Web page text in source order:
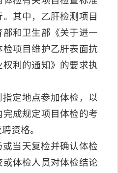
其中，乙肝检测项目
和卫生部《关于进一
项目维护乙肝表面抗
利的通知》的要求执
定地点参加体检，以
成规定项目体检的考
资格。
或当天复检并确认体检
体检人员对体检结论